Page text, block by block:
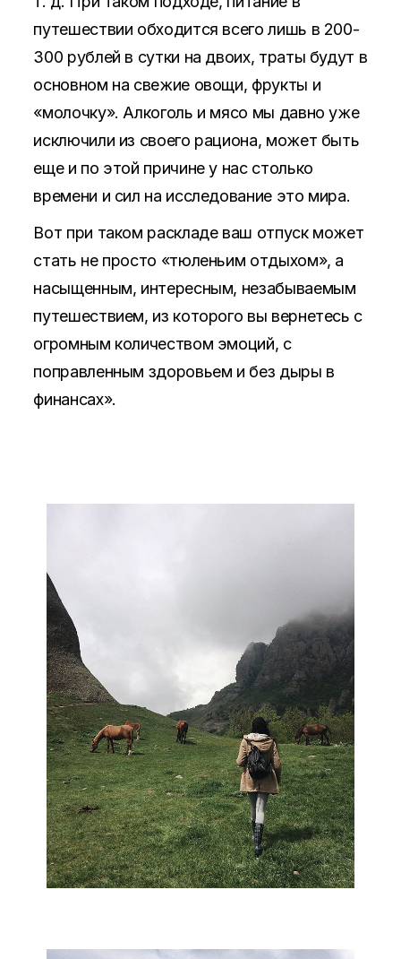
путешествии обходится всего лишь в 200-
300 рублей в сутки на двоих, траты будут в
основном на свежие овощи, фрукты и
«молочку». Алкоголь и мясо мы давно уже
исключили из своего рациона, может быть
еще и по этой причине у нас столько
времени и сил на исследование это мира.
Вот при таком раскладе ваш отпуск может
стать не просто «тюленьим отдыхом», а
насыщенным, интересным, незабываемым
путешествием, из которого вы вернетесь с
огромным количеством эмоций, с
поправленным здоровьем и без дыры в
финансах».